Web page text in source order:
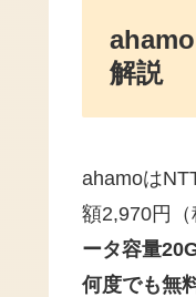
解説
ahamoは
額2,970円（
ータ容量
何度でも無